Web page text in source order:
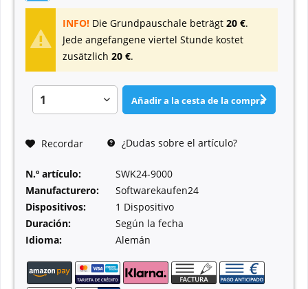
INFO! Die Grundpauschale beträgt 20 €.
Jede angefangene viertel Stunde kostet
zusätzlich 20 €.
Añadir a la cesta de la compra
Recordar ¿Dudas sobre el artículo?
N.º artículo:
SWK24-9000
Manufacturero:
Softwarekaufen24
Dispositivos:
1 Dispositivo
Duración:
Según la fecha
Idioma:
Alemán